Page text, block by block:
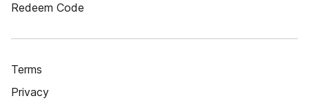
Redeem Code
Terms
Privacy